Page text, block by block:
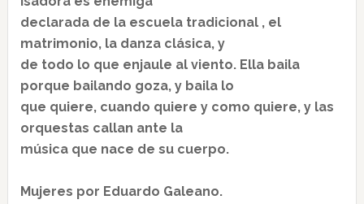
declarada de la escuela tradicional , el
matrimonio, la danza clásica, y
de todo lo que enjaule al viento. Ella baila
porque bailando goza, y baila lo
que quiere, cuando quiere y como quiere, y las
orquestas callan ante la
música que nace de su cuerpo.
Mujeres por Eduardo Galeano.